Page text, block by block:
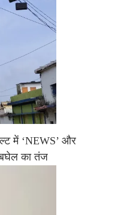
में ‘NEWS’ और
बघेल का तंज